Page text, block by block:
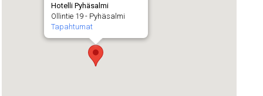
Hotelli Pyhäsalmi
Ollintie 19 - Pyhäsalmi
Tapahtumat